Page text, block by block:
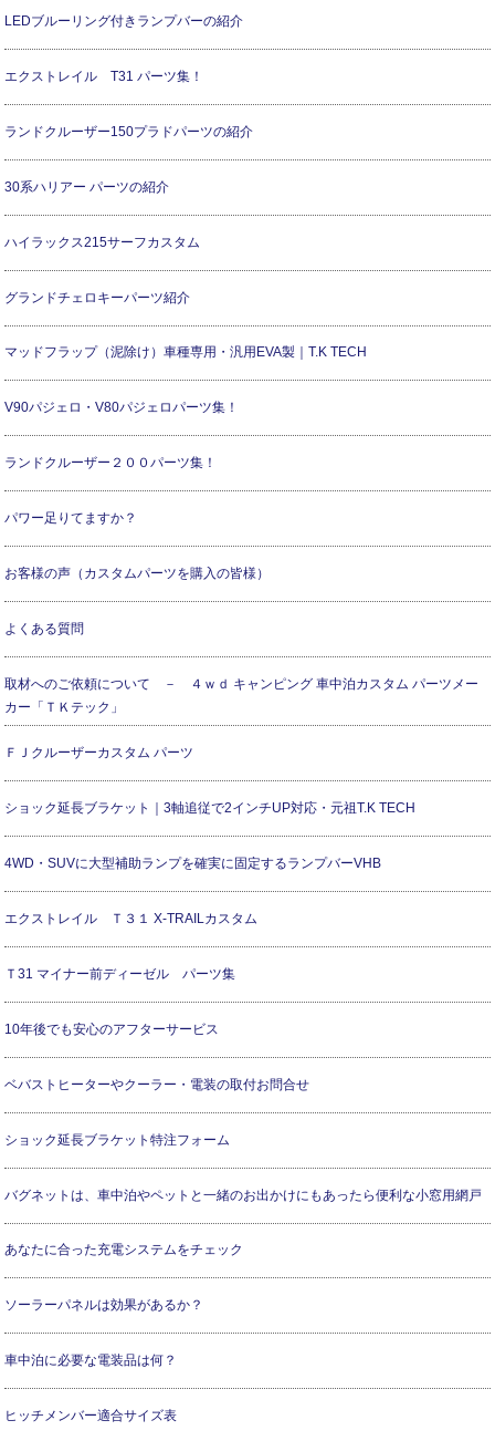
LEDブルーリング付きランプバーの紹介
エクストレイル T31 パーツ集！
ランドクルーザー150プラドパーツの紹介
30系ハリアー パーツの紹介
ハイラックス215サーフカスタム
グランドチェロキーパーツ紹介
マッドフラップ（泥除け）車種専用・汎用EVA製｜T.K TECH
V90パジェロ・V80パジェロパーツ集！
ランドクルーザー２００パーツ集！
パワー足りてますか？
お客様の声（カスタムパーツを購入の皆様）
よくある質問
取材へのご依頼について － ４ｗｄ キャンピング 車中泊カスタム パーツメー
カー「ＴＫテック」
ＦＪクルーザーカスタム パーツ
ショック延長ブラケット｜3軸追従で2インチUP対応・元祖T.K TECH
4WD・SUVに大型補助ランプを確実に固定するランプバーVHB
エクストレイル Ｔ３１ X-TRAILカスタム
Ｔ31 マイナー前ディーゼル パーツ集
10年後でも安心のアフターサービス
ベバストヒーターやクーラー・電装の取付お問合せ
ショック延長ブラケット特注フォーム
バグネットは、車中泊やペットと一緒のお出かけにもあったら便利な小窓用網戸
あなたに合った充電システムをチェック
ソーラーパネルは効果があるか？
車中泊に必要な電装品は何？
ヒッチメンバー適合サイズ表